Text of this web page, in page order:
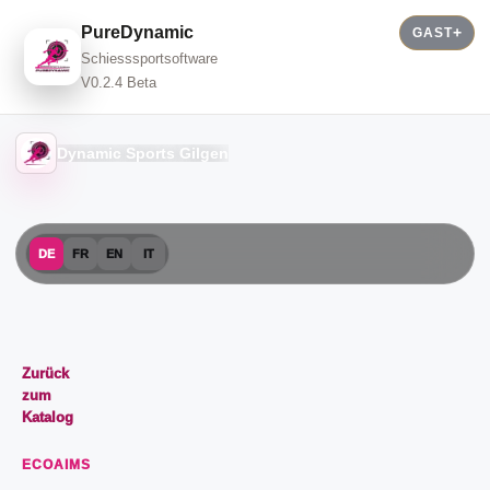
PureDynamic
Schiesssportsoftware
V0.2.4 Beta
GAST
Dynamic Sports Gilgen
DE FR EN IT
Zurück
zum
Katalog
ECOAIMS